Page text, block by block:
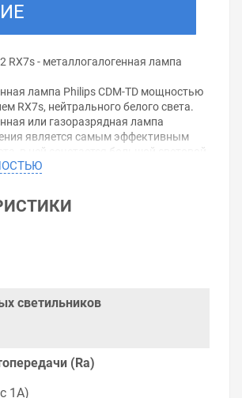
RX7s - металлогалогенная лампа
лампа Philips CDM-TD мощностью
RX7s, нейтрального белого света.
или газоразрядная лампа
является самым эффективным
в ней сочетается большой световой
ламп (МГЛ) - это низкое
прекрасная цветовая передача и
МГЛ можно удобно управлять
лампы высокого давления широко
подсветка товаров и каких-либо
имеют энергоэффективность и
спортивных площадок и
наружное освещение: ночное уличное
светильников
(Ra)
1А)